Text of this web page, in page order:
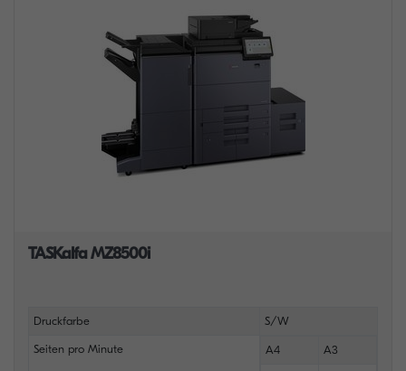
TASKalfa MZ8500i
Druckfarbe S/W
Seiten pro Minute A4 A3